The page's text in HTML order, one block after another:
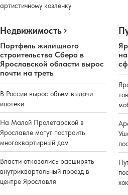
артистичному козленку
Недвижимость
Портфель жилищного
строительства Сбера в
Ярославской области вырос
почти на треть
В России вырос объем выдачи
ипотеки
На Малой Пролетарской в
Ярославле могут построить
многоквартирный дом
Власти отказались расширять
внутриквартальный проезд в
центре Ярославля